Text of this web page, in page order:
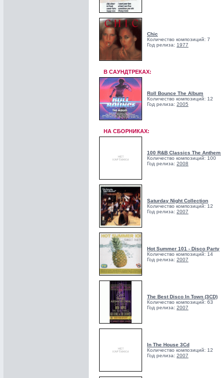
Chic
Количество композиций: 7
Год релиза: 1977
В САУНДТРЕКАХ:
Roll Bounce The Album
Количество композиций: 12
Год релиза: 2005
НА СБОРНИКАХ:
100 R&B Classics The
Количество композиций: 100
Год релиза: 2008
Saturday Night Collection
Количество композиций: 12
Год релиза: 2007
Hot Summer 101 - Disco Party
Количество композиций: 14
Год релиза: 2007
The Best Disco In Town (3CD)
Количество композиций: 63
Год релиза: 2007
In The House 3Cd
Количество композиций: 12
Год релиза: 2007